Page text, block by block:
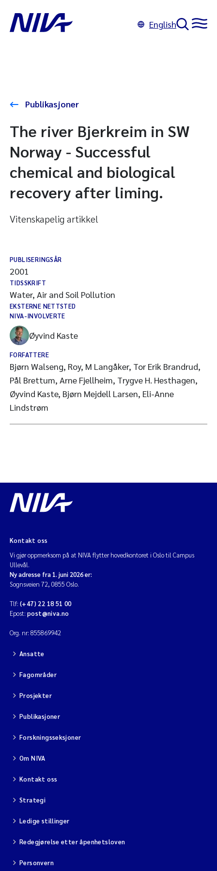
English
Publikasjoner
The river Bjerkreim in SW
Norway - Successful
chemical and biological
recovery after liming.
Vitenskapelig artikkel
PUBLISERINGSÅR
2001
TIDSSKRIFT
Water, Air and Soil Pollution
EKSTERNE NETTSTED
NIVA-INVOLVERTE
Øyvind Kaste
FORFATTERE
Bjørn Walseng, Roy, M Langåker, Tor Erik Brandrud,
Pål Brettum, Arne Fjellheim, Trygve H. Hesthagen,
Øyvind Kaste, Bjørn Mejdell Larsen, Eli-Anne
Lindstrøm
Kontakt oss
Vi gjør oppmerksom på at NIVA flytter hovedkontoret i Oslo til Campus
Ullevål.
Ny adresse fra 1. juni 2026 er:
Sognsveien 72, 0855 Oslo.
Tlf: (+47) 22 18 51 00
Epost: post@niva.no
Org. nr: 855869942
Ansatte
Fagområder
Prosjekter
Publikasjoner
Forskningsseksjoner
Om NIVA
Kontakt oss
Strategi
Ledige stillinger
Redegjørelse etter åpenhetsloven
Personvern